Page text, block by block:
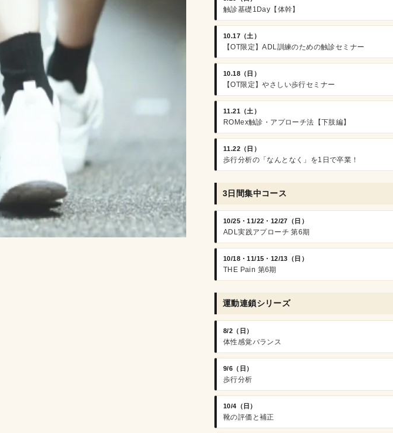
触診基礎1Day【体幹】
10.17（土）
【OT限定】ADL訓練のための触診セミナー
10.18（日）
【OT限定】やさしい歩行セミナー
11.21（土）
ROMex触診・アプローチ法【下肢編】
11.22（日）
歩行分析の「なんとなく」を1日で卒業！
3日間集中コース
10/25・11/22・12/27（日）
ADL実践アプローチ 第6期
10/18・11/15・12/13（日）
THE Pain 第6期
運動連鎖シリーズ
8/2（日）
体性感覚バランス
9/6（日）
歩行分析
10/4（日）
靴の評価と補正